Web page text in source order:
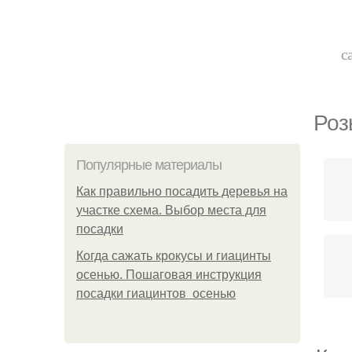
Популярные материалы
Как правильно посадить деревья на
участке схема. Выбор места для
посадки
Когда сажать крокусы и гиацинты
осенью. Пошаговая инструкция
посадки гиацинтов осенью